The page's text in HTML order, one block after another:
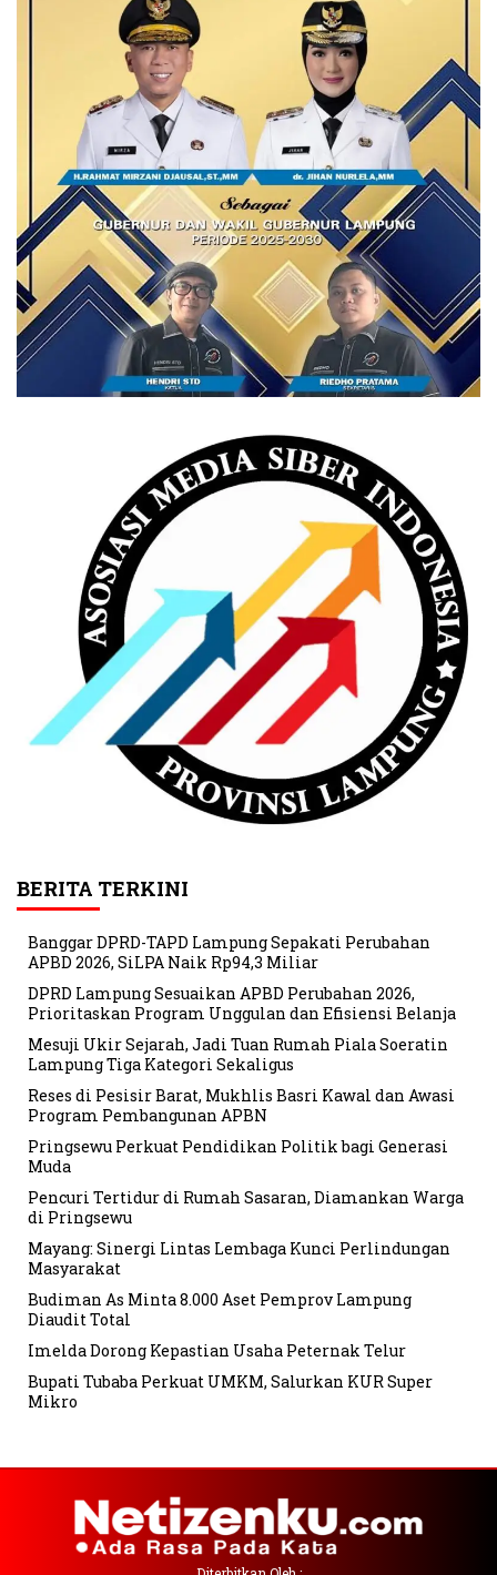
BERITA TERKINI
Banggar DPRD-TAPD Lampung Sepakati Perubahan
APBD 2026, SiLPA Naik Rp94,3 Miliar
DPRD Lampung Sesuaikan APBD Perubahan 2026,
Prioritaskan Program Unggulan dan Efisiensi Belanja
Mesuji Ukir Sejarah, Jadi Tuan Rumah Piala Soeratin
Lampung Tiga Kategori Sekaligus
Reses di Pesisir Barat, Mukhlis Basri Kawal dan Awasi
Program Pembangunan APBN
Pringsewu Perkuat Pendidikan Politik bagi Generasi
Muda
Pencuri Tertidur di Rumah Sasaran, Diamankan Warga
di Pringsewu
Mayang: Sinergi Lintas Lembaga Kunci Perlindungan
Masyarakat
Budiman As Minta 8.000 Aset Pemprov Lampung
Diaudit Total
Imelda Dorong Kepastian Usaha Peternak Telur
Bupati Tubaba Perkuat UMKM, Salurkan KUR Super
Mikro